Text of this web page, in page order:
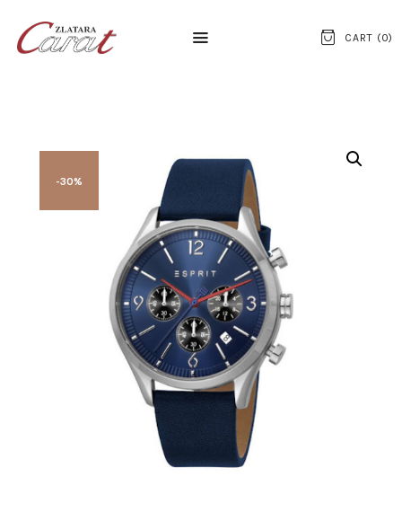
CART (0)
O NAMA
KONTAKT
SATOVI
SREBRNI NAKIT
ZLATNI NAKIT
-30%